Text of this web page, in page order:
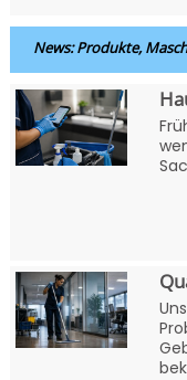
News: Produkte,